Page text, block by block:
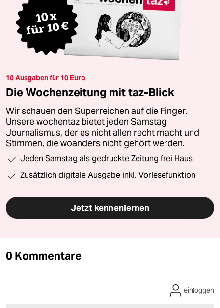
10 Ausgaben für 10 Euro
Die Wochenzeitung mit taz-Blick
Wir schauen den Superreichen auf die Finger.
Unsere wochentaz bietet jeden Samstag
Journalismus, der es nicht allen recht macht und
Stimmen, die woanders nicht gehört werden.
Jeden Samstag als gedruckte Zeitung frei Haus
Zusätzlich digitale Ausgabe inkl. Vorlesefunktion
Jetzt kennenlernen
0 Kommentare
einloggen